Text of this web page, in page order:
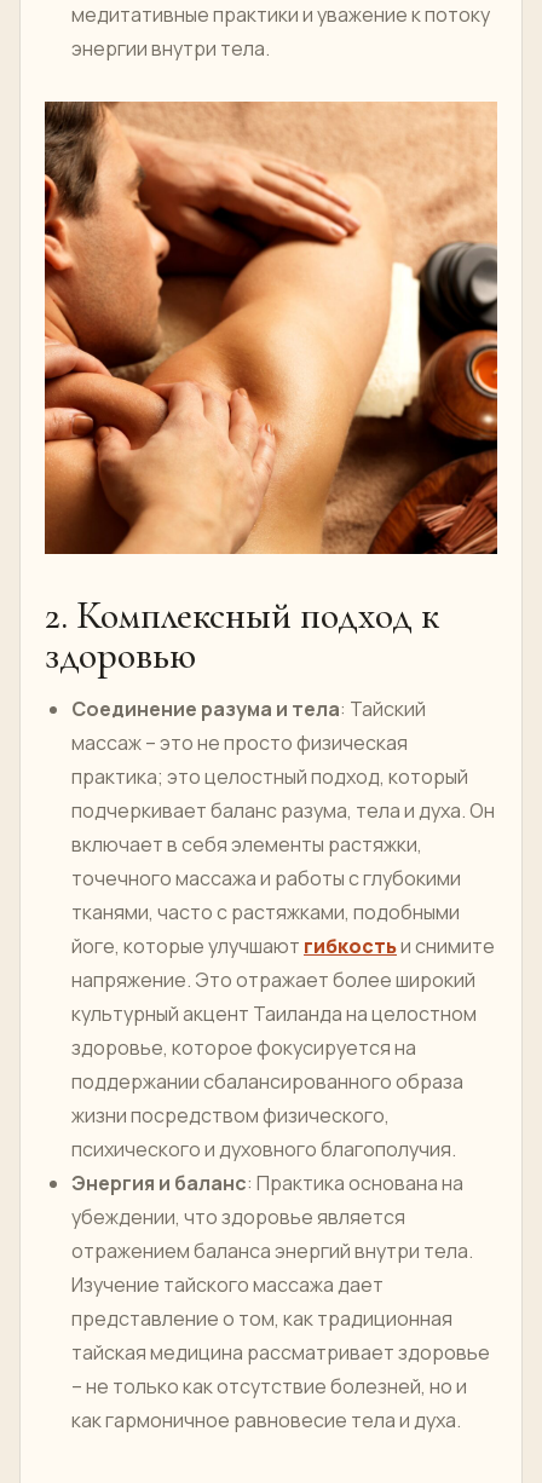
медитативные практики и уважение к потоку
энергии внутри тела.
2. Комплексный подход к
здоровью
Соединение разума и тела: Тайский
массаж – это не просто физическая
практика; это целостный подход, который
подчеркивает баланс разума, тела и духа. Он
включает в себя элементы растяжки,
точечного массажа и работы с глубокими
тканями, часто с растяжками, подобными
йоге, которые улучшают гибкостьи снимите
напряжение. Это отражает более широкий
культурный акцент Таиланда на целостном
здоровье, которое фокусируется на
поддержании сбалансированного образа
жизни посредством физического,
психического и духовного благополучия.
Энергия и баланс: Практика основана на
убеждении, что здоровье является
отражением баланса энергий внутри тела.
Изучение тайского массажа дает
представление о том, как традиционная
тайская медицина рассматривает здоровье
– не только как отсутствие болезней, но и
как гармоничное равновесие тела и духа.